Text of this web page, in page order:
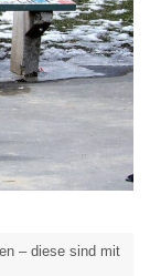
– diese sind mit